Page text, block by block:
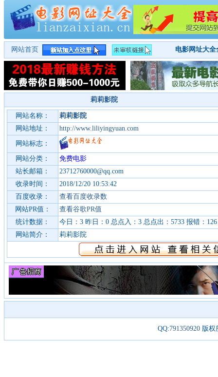
网站首页 电影网址大
莉莉影院
网站名称：
莉莉影院
网站地址：
http://www.liliyingyuan.com
网站标志：
网站分类：
免费电影
站长邮箱：
23712760000@qq.com
收录时间：
2018/12/20 10:53:42
百度收录：
查看百度收录数
网站PR值：
查看谷歌PR值
统计数据：
今日：3 昨日：0 总点入：3 总点出：5733 报错：126
网站简介：
莉莉影院
QQ:791350920 版权